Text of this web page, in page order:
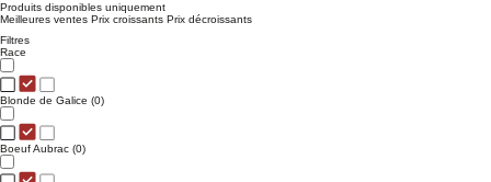
Produits disponibles uniquement
Meilleures ventes Prix croissants Prix décroissants
Filtres
Race
Blonde de Galice (0)
Boeuf Aubrac (0)